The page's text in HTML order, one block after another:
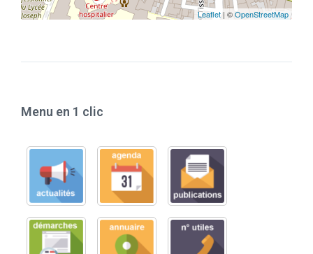
Leaflet| ©OpenStreetMap
Menu en 1 clic